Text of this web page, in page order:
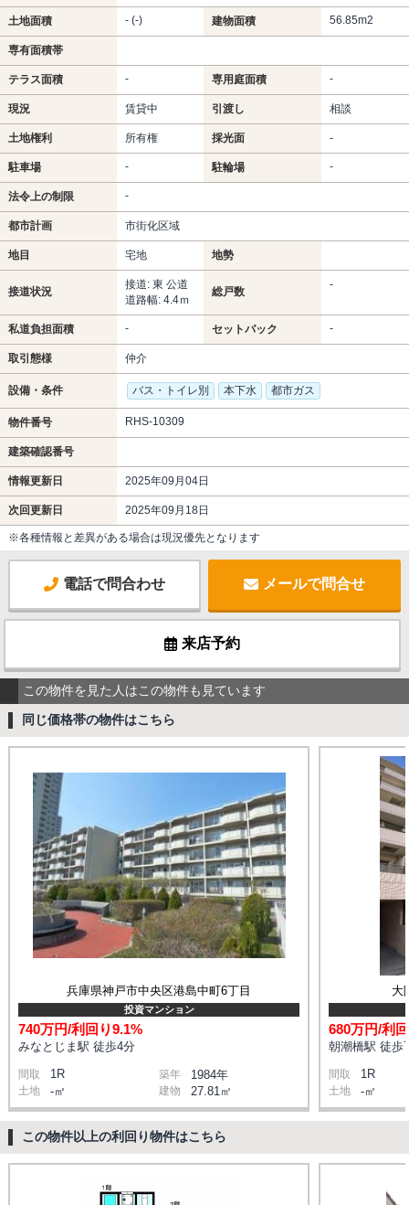
土地面積 - (-) 建物面積 56.85m2
専有面積帯
テラス面積 - 専用庭面積 -
現況 賃貸中 引渡し 相談
土地権利 所有権 採光面 -
駐車場 - 駐輪場 -
法令上の制限 -
都市計画 市街化区域
地目 宅地 地勢
接道状況
接道: 東 公道
道路幅: 4.4ｍ
総戸数
-
私道負担面積 - セットバック -
取引態様 仲介
設備・条件 バス・トイレ別 本下水 都市ガス
物件番号 RHS-10309
建築確認番号
情報更新日 2025年09月04日
次回更新日 2025年09月18日
※各種情報と差異がある場合は現況優先となります
電話で問合わせ メールで問合せ
来店予約
この物件を見た人はこの物件も見ています
同じ価格帯の物件はこちら
兵庫県神戸市中央区港島中町6丁目
投資マンション
740万円/利回り9.1%
みなとじま駅 徒歩4分
間取 1R 築年 1984年
土地 -㎡ 建物 27.81㎡
大
680万円/利
朝潮橋駅 徒歩
間取 1R
土地 -㎡
この物件以上の利回り物件はこちら